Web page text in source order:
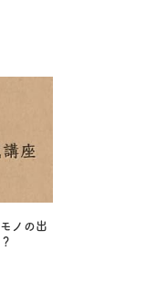
ノの出